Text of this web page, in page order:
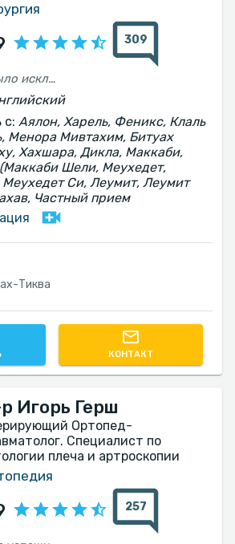
309
Обслуживание было исключительно хорошим, меня приняли быстро, отношение было замечательным — и быстрым, и очень профессиональным. Я чувствовал себя в безопасности и в самых лучших руках. Операция прошла успешно, и я очень горд и рад, что есть такие профессиональные и в то же время такие человечные врачи, как профессор Эран Шадот.
с: Аялон, Харель, Феникс, Клаль
Менора Мивтахим, Битуах
Хахшара, Дикла, Маккаби,
Шели, Меухедет,
Си, Леумит, Леумит
Частный прием
Тиква
КОНТАКТ
Игорь Герш
Ортопед-
Специалист по
плеча и артроскопии
257